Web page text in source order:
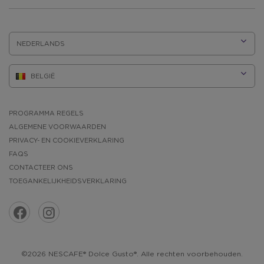
TAAL:
PROGRAMMA REGELS
ALGEMENE VOORWAARDEN
PRIVACY- EN COOKIEVERKLARING
FAQS
CONTACTEER ONS
TOEGANKELIJKHEIDSVERKLARING
©2026 NESCAFE® Dolce Gusto®. Alle rechten voorbehouden.